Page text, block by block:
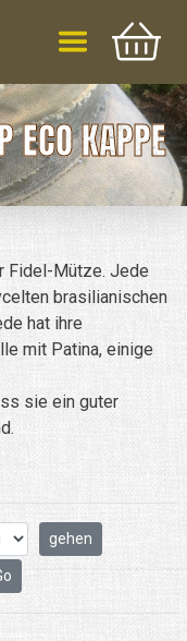
ECO KAPPE
Fidel-Mütze. Jede
brasilianischen
hat ihre
mit Patina, einige
sie ein guter